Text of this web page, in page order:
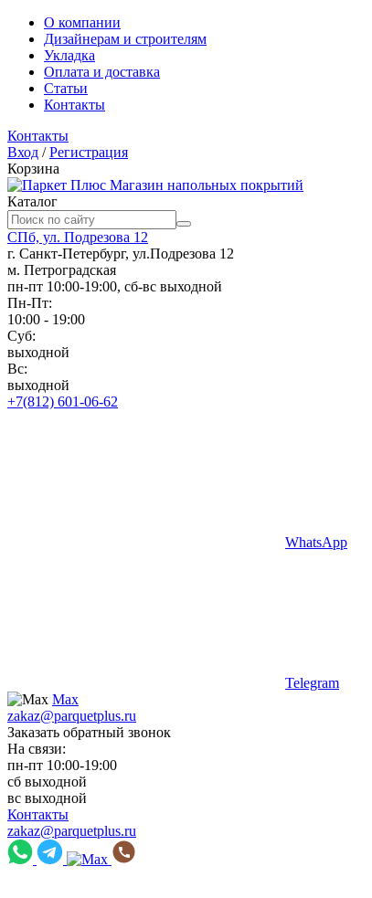
О компании
Дизайнерам и строителям
Укладка
Оплата и доставка
Статьи
Контакты
Контакты
Вход /Регистрация
Корзина
Магазин напольных покрытий
Каталог
СПб, ул. Подрезова 12
г. Санкт-Петербург, ул.Подрезова 12
м. Петроградская
пн-пт 10:00-19:00, сб-вс выходной
Пн-Пт:
10:00 - 19:00
Суб:
выходной
Вс:
выходной
+7(812) 601-06-62
WhatsApp
Telegram
Max
zakaz@parquetplus.ru
Заказать обратный звонок
На связи:
пн-пт 10:00-19:00
сб выходной
вс выходной
Контакты
zakaz@parquetplus.ru